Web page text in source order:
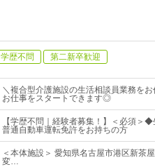
学歴不問 第二新卒歓迎
＼複合型介護施設の生活相談員業務を
お仕事をスタートできます◎
【学歴不問｜経験者募集！】＜必須
普通自動車運転免許をお持ちの方
＜本体施設＞ 愛知県名古屋市港区新茶
変…